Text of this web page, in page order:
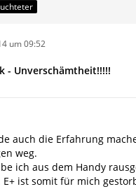
um 09:52
- Unverschämtheit!!!!!
auch die Erfahrung
weg.
ich aus dem Handy
ist somit für mich